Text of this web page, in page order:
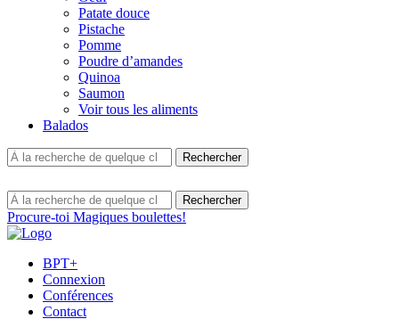
Patate douce
Pistache
Pomme
Poudre d’amandes
Quinoa
Saumon
Voir tous les aliments
Balados
Procure-toi Magiques boulettes!
BPT+
Connexion
Conférences
Contact